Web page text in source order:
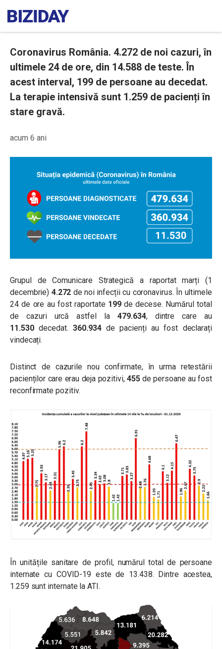
Coronavirus România. 4.272 de noi cazuri, în
ultimele 24 de ore, din 14.588 de teste. În
acest interval, 199 de persoane au decedat.
La terapie intensivă sunt 1.259 de pacienți în
stare gravă.
acum 6 ani
Grupul de Comunicare Strategică a raportat marți (1
decembrie) 4.272 de noi infecții cu coronavirus. În ultimele
24 de ore au fost raportate 199de decese. Numărul total
de cazuri urcă astfel la479.634, dintre care au
11.530 decedat. 360.934 de pacienți au fost declarați
vindecați.
Distinct de cazurile nou confirmate, în urma retestării
pacienților care erau deja pozitivi,455de persoane au fost
reconfirmate pozitiv.
În unitățile sanitare de profil, numărul total de persoane
internate cu COVID-19 este de 13.438. Dintre acestea,
1.259 sunt internate la ATI.